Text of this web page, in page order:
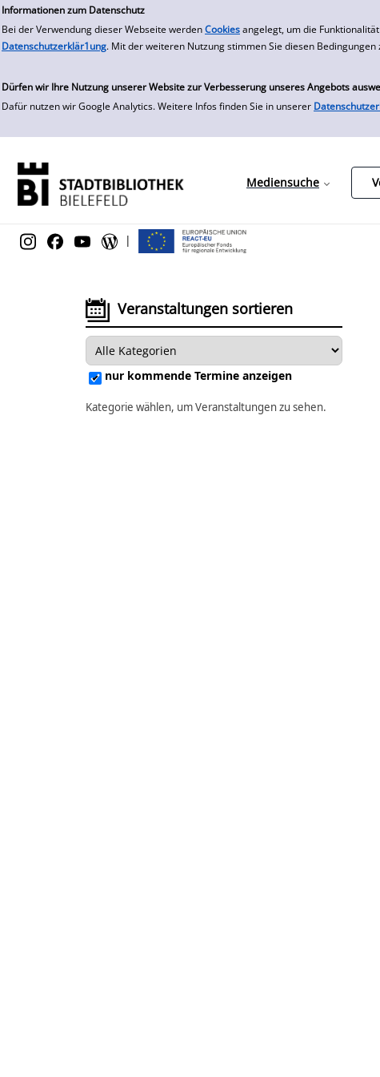
Informationen zum Datenschutz
Bei der Verwendung dieser Webseite werden Cookies angelegt, um die
Datenschutzerklär1ung. Mit der weiteren Nutzung stimmen Sie diesen Bedingungen
Dürfen wir Ihre Nutzung unserer Website zur Verbesserung unseres Angebots
Dafür nutzen wir Google Analytics. Weitere Infos finden Sie in unserer
zur Navigation springen
zum Inhalt springen
Mediensuche
|
Veranstaltungen sortieren
nur kommende Termine anzeigen
Kategorie wählen, um Veranstaltungen zu sehen.